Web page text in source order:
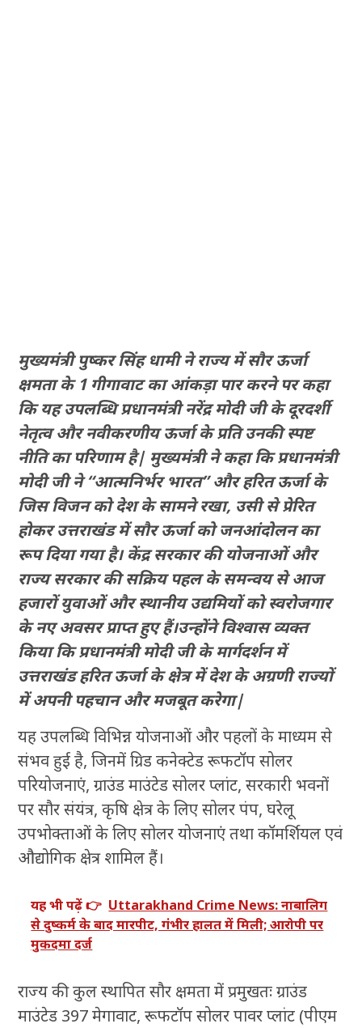
मुख्यमंत्री पुष्कर सिंह धामी ने राज्य में सौर ऊर्जा
क्षमता के 1 गीगावाट का आंकड़ा पार करने पर कहा
कि यह उपलब्धि प्रधानमंत्री नरेंद्र मोदी जी के दूरदर्शी
नेतृत्व और नवीकरणीय ऊर्जा के प्रति उनकी स्पष्ट
नीति का परिणाम है| मुख्यमंत्री ने कहा कि प्रधानमंत्री
मोदी जी ने “आत्मनिर्भर भारत” और हरित ऊर्जा के
जिस विजन को देश के सामने रखा, उसी से प्रेरित
होकर उत्तराखंड में सौर ऊर्जा को जनआंदोलन का
रूप दिया गया है। केंद्र सरकार की योजनाओं और
राज्य सरकार की सक्रिय पहल के समन्वय से आज
हजारों युवाओं और स्थानीय उद्यमियों को स्वरोजगार
के नए अवसर प्राप्त हुए हैं।उन्होंने विश्वास व्यक्त
किया कि प्रधानमंत्री मोदी जी के मार्गदर्शन में
उत्तराखंड हरित ऊर्जा के क्षेत्र में देश के अग्रणी राज्यों
में अपनी पहचान और मजबूत करेगा|
यह उपलब्धि विभिन्न योजनाओं और पहलों के माध्यम से
संभव हुई है, जिनमें ग्रिड कनेक्टेड रूफटॉप सोलर
परियोजनाएं, ग्राउंड माउंटेड सोलर प्लांट, सरकारी भवनों
पर सौर संयंत्र, कृषि क्षेत्र के लिए सोलर पंप, घरेलू
उपभोक्ताओं के लिए सोलर योजनाएं तथा कॉमर्शियल एवं
औद्योगिक क्षेत्र शामिल हैं।
यह भी पढ़ें 👉 Uttarakhand Crime News: नाबालिग
से दुष्कर्म के बाद मारपीट, गंभीर हालत में मिली; आरोपी पर
मुकदमा दर्ज
राज्य की कुल स्थापित सौर क्षमता में प्रमुखतः ग्राउंड
माउंटेड 397 मेगावाट, रूफटॉप सोलर पावर प्लांट (पीएम